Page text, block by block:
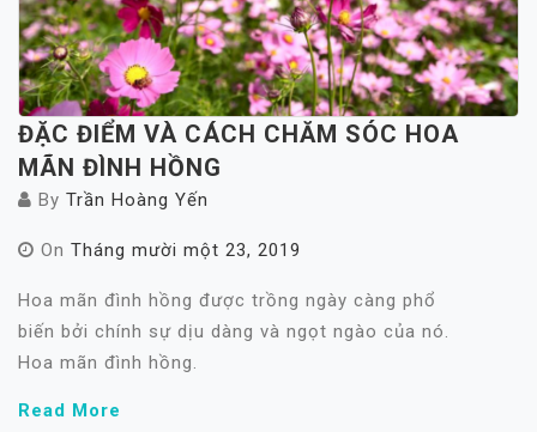
ĐẶC ĐIỂM VÀ CÁCH CHĂM SÓC HOA
MÃN ĐÌNH HỒNG
By Trần Hoàng Yến
On Tháng mười một 23, 2019
Hoa mãn đình hồng được trồng ngày càng phổ
biến bởi chính sự dịu dàng và ngọt ngào của nó.
Hoa mãn đình hồng.
Read More